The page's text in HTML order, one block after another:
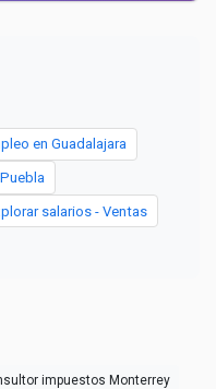
en Guadalajara
salarios - Ventas
impuestos Monterrey